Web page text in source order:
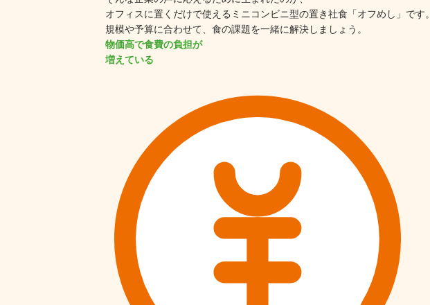
オフィスに置くだけで使える ミニコンビニ型の置き社食「オフめし」です。
規模や予算に合わせて、 食の課題を一緒に解決しましょう。
物価高で食費の負担が
増えている